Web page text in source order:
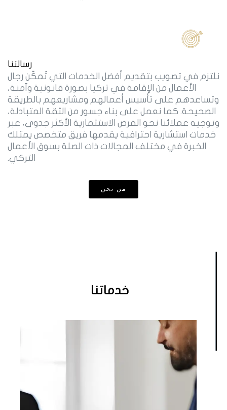
رسالتنا
نلتزم في تصويب بتقديم أفضل الخدمات التي تُمكّن رجال
الأعمال من الإقامة في تركيا بصورة قانونية وآمنة،
وتساعدهم على تأسيس أعمالهم ومشاريعهم بالطريقة
الصحيحة. كما نعمل على بناء جسور من الثقة المتبادلة،
وتوجيه عملائنا نحو الفرص الاستثمارية الأكثر جدوى، عبر
خدمات استشارية احترافية يقدمها فريق متخصص يمتلك
الخبرة في مختلف المجالات ذات الصلة بسوق الأعمال
التركي.
من نحن
خدماتنا